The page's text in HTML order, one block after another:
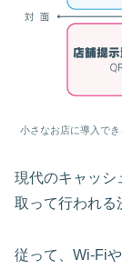
小さなお店に導入で
現代のキャッシ
取って行われる
従って、Wi-Fi